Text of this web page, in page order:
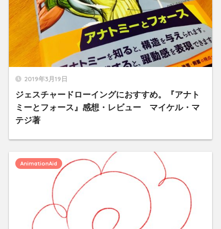
2019年3月19日
ジェスチャードローイングにおすすめ。『アナト
ミーとフォース』感想・レビュー マイケル・マ
テジ著
AnimationAid